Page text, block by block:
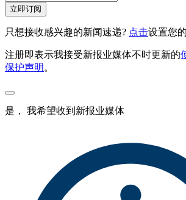
立即订阅
只想接收感兴趣的新闻速递? 点击设置您
注册即表示我接受新报业媒体不时更新的
保护声明 。
是， 我希望收到新报业媒体